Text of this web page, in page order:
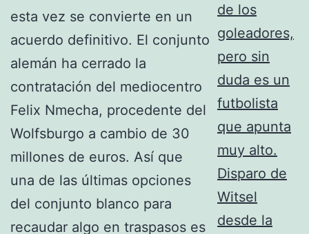
de los
goleadores,
pero sin
duda es un
futbolista
que apunta
muy alto.
Disparo de
Witsel
desde la